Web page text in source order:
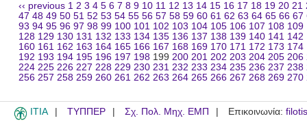
‹‹ previous 1 2 3 4 5 6 7 8 9 10 11 12 13 14 15 16 17 18 19 20 21
47 48 49 50 51 52 53 54 55 56 57 58 59 60 61 62 63 64 65 66 67
93 94 95 96 97 98 99 100 101 102 103 104 105 106 107 108 109
128 129 130 131 132 133 134 135 136 137 138 139 140 141 142
160 161 162 163 164 165 166 167 168 169 170 171 172 173 174
192 193 194 195 196 197 198 199 200 201 202 203 204 205 206
224 225 226 227 228 229 230 231 232 233 234 235 236 237 238
256 257 258 259 260 261 262 263 264 265 266 267 268 269 270
ITIA ΤΥΠΠΕΡ Σχ. Πολ. Μηχ. ΕΜΠ Επικοινωνία: